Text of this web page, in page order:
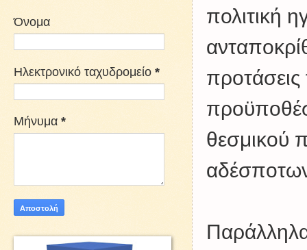
πολιτική
προτάσεις
θεσμικού
Όνομα
Ηλεκτρονικό ταχυδρομείο *
Μήνυμα *